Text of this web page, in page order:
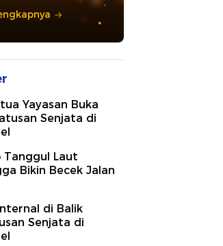
Yayasan Buka
Senjata di
Tanggul Laut
Bikin Becek Jalan
di Balik
Senjata di